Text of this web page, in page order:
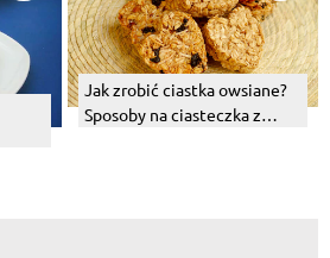
Jak zrobić ciastka owsiane?
Sposoby na ciasteczka z